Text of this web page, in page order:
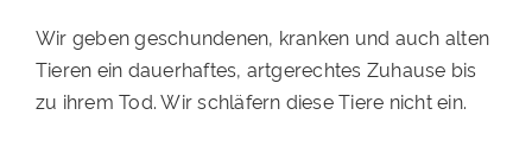
Wir geben geschundenen, kranken und auch alten
Tieren ein dauerhaftes, artgerechtes Zuhause bis
zu ihrem Tod. Wir schläfern diese Tiere nicht ein.